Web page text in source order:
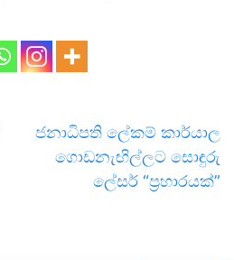
ජනාධිපති ලේකම් කාර්යාල
ගොඩනැඟිල්ලට සොඳුරු
ලේසර් “ප්‍රහාරයක්”